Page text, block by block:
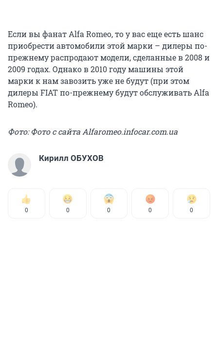
Если вы фанат Alfa Romeo, то у вас еще есть шанс
приобрести автомобили этой марки – дилеры по-
прежнему распродают модели, сделанные в 2008 и
2009 годах. Однако в 2010 году машины этой
марки к нам завозить уже не будут (при этом
дилеры FIAT по-прежнему будут обслуживать Alfa
Romeo).
Фото: Фото с сайта Alfaromeo.infocar.com.ua
Кирилл ОБУХОВ
0 0 0 0 0